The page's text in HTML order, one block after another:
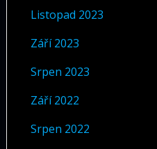
Listopad 2023
Září 2023
Srpen 2023
Září 2022
Srpen 2022